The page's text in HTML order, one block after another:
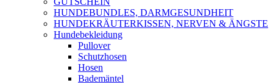
HUNDEBUNDLES, DARMGESUNDHEIT
HUNDEKRÄUTERKISSEN, NERVEN & ÄNGSTE
Hundebekleidung
Pullover
Schutzhosen
Hosen
Bademäntel